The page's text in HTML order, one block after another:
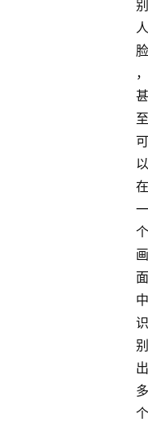
别
人
脸
，
甚
至
可
以
在
一
个
画
面
中
识
别
出
多
个